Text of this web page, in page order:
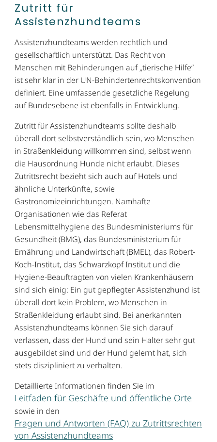
Zutritt für
Assistenzhundteams
Assistenzhundteams werden rechtlich und
gesellschaftlich unterstützt. Das Recht von
Menschen mit Behinderungen auf „tierische Hilfe“
ist sehr klar in der UN-Behindertenrechtskonvention
definiert. Eine umfassende gesetzliche Regelung
auf Bundesebene ist ebenfalls in Entwicklung.
Zutritt für Assistenzhundteams sollte deshalb
überall dort selbstverständlich sein, wo Menschen
in Straßenkleidung willkommen sind, selbst wenn
die Hausordnung Hunde nicht erlaubt. Dieses
Zutrittsrecht bezieht sich auch auf Hotels und
ähnliche Unterkünfte, sowie
Gastronomieeinrichtungen. Namhafte
Organisationen wie das Referat
Lebensmittelhygiene des Bundesministeriums für
Gesundheit (BMG), das Bundesministerium für
Ernährung und Landwirtschaft (BMEL), das Robert-
Koch-Institut, das Schwarzkopf Institut und die
Hygiene-Beauftragten von vielen Krankenhäusern
sind sich einig: Ein gut gepflegter Assistenzhund ist
überall dort kein Problem, wo Menschen in
Straßenkleidung erlaubt sind. Bei anerkannten
Assistenzhundteams können Sie sich darauf
verlassen, dass der Hund und sein Halter sehr gut
ausgebildet sind und der Hund gelernt hat, sich
stets diszipliniert zu verhalten.
Detaillierte Informationen finden Sie im
Leitfaden für Geschäfte und öffentliche Orte
sowie in den
Fragen und Antworten (FAQ) zu Zutrittsrechten
von Assistenzhundteams